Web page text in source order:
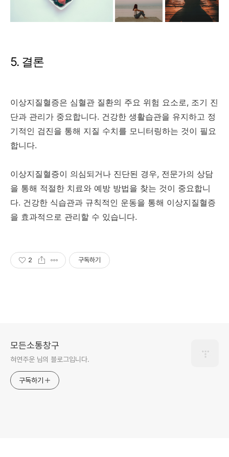
5. 결론
이상지질혈증은 심혈관 질환의 주요 위험 요소로, 조기 진
단과 관리가 중요합니다. 건강한 생활습관을 유지하고 정
기적인 검진을 통해 지질 수치를 모니터링하는 것이 필요
합니다.
이상지질혈증이 의심되거나 진단된 경우, 전문가의 상담
을 통해 적절한 치료와 예방 방법을 찾는 것이 중요합니
다. 건강한 식습관과 규칙적인 운동을 통해 이상지질혈증
을 효과적으로 관리할 수 있습니다.
2 구독하기
모든소통창구
혀연주운 님의 블로그입니다.
구독하기